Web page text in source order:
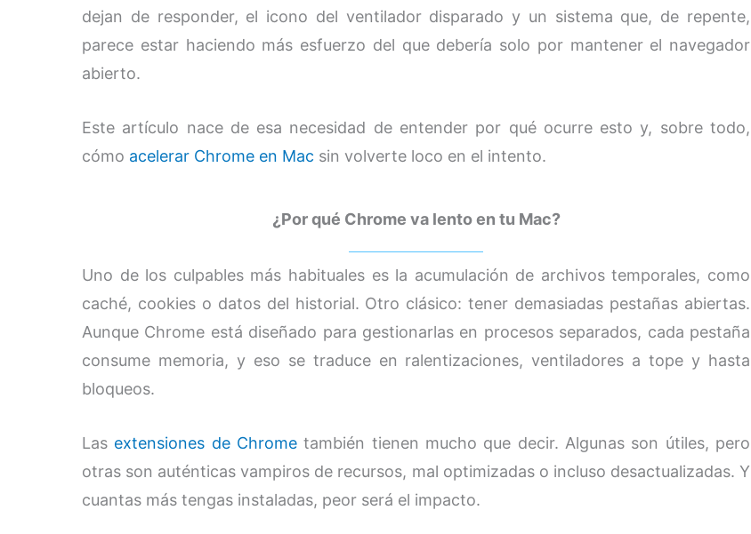
dejan de responder, el icono del ventilador disparado y un sistema que, de repente,
parece estar haciendo más esfuerzo del que debería solo por mantener el navegador
abierto.
Este artículo nace de esa necesidad de entender por qué ocurre esto y, sobre todo,
cómo acelerar Chrome en Mac sin volverte loco en el intento.
¿Por qué Chrome va lento en tu Mac?
Uno de los culpables más habituales es la acumulación de archivos temporales, como
caché, cookies o datos del historial. Otro clásico: tener demasiadas pestañas abiertas.
Aunque Chrome está diseñado para gestionarlas en procesos separados, cada pestaña
consume memoria, y eso se traduce en ralentizaciones, ventiladores a tope y hasta
bloqueos.
Las extensiones de Chrome también tienen mucho que decir. Algunas son útiles, pero
otras son auténticas vampiros de recursos, mal optimizadas o incluso desactualizadas. Y
cuantas más tengas instaladas, peor será el impacto.